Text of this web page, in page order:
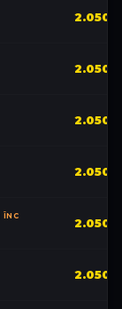
2.050
2.050
2.050
2.050
ÎNC 2.050
2.050